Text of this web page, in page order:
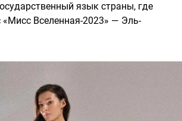
язык страны, где
«Мисс Вселенная-2023» — Эль-